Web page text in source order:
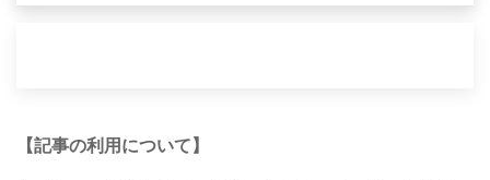
【記事の利用について】